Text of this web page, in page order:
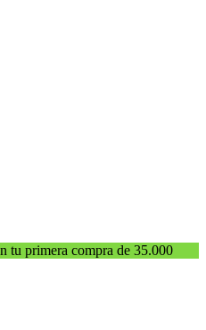
primera compra de 35.000